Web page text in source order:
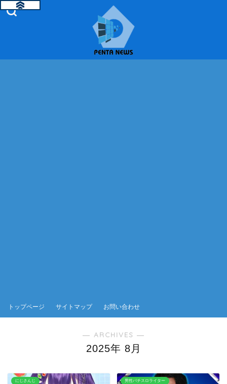
トップページ サイトマップ お問い合わせ
― ARCHIVES ―
2025年 8月
にじさんじ 男性パチスロライター